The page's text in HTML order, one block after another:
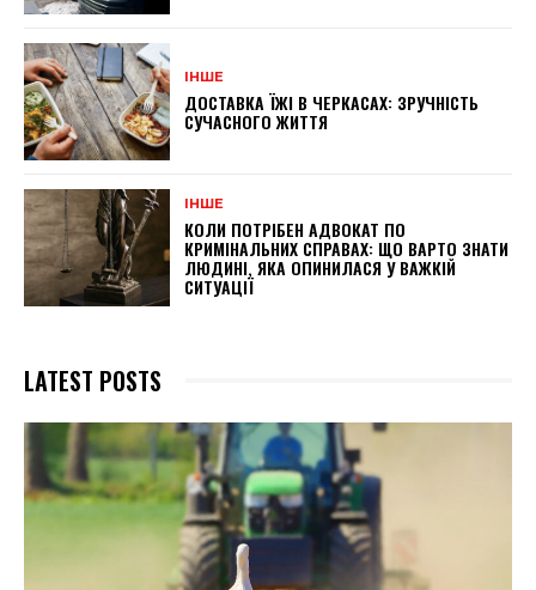
ІНШЕ
ДОСТАВКА ЇЖІ В ЧЕРКАСАХ: ЗРУЧНІСТЬ
СУЧАСНОГО ЖИТТЯ
ІНШЕ
КОЛИ ПОТРІБЕН АДВОКАТ ПО
КРИМІНАЛЬНИХ СПРАВАХ: ЩО ВАРТО ЗНАТИ
ЛЮДИНІ, ЯКА ОПИНИЛАСЯ У ВАЖКІЙ
СИТУАЦІЇ
LATEST POSTS